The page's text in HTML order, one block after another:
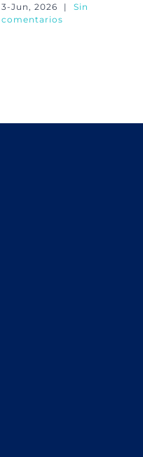
3-Jun, 2026 |
Sin
comentarios